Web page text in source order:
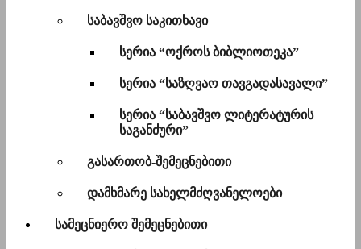
საბავშვო საკითხავი
სერია “ოქროს ბიბლიოთეკა”
სერია “საზღვაო თავგადასავალი”
სერია “საბავშვო ლიტერატურის
საგანძური”
გასართობ-შემეცნებითი
დამხმარე სახელმძღვანელოები
სამეცნიერო შემეცნებითი